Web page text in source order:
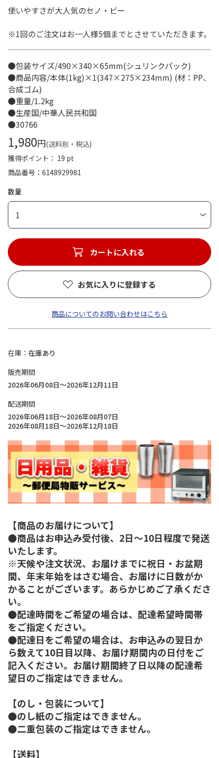
使いやすさが大人気のセノ・ビー
※1回のご注文はお一人様5個までとさせていただきます。
●包装サイズ/490×340×65mm(シュリンクパック)
●商品内容/本体(1kg)×1(347×275×234mm) (材：PP、
合成ゴム)
●重量/1.2kg
●生産国/中華人民共和国
●30766
1,980円(送料別・税込)
獲得ポイント： 19 pt
商品番号
6148929981
数量
1
カートに入れる
お気に入りに登録する
商品についてのお問い合わせはこちら
在庫
在庫あり
販売期間
2026年06月08日～2026年12月11日
配送期間
2026年06月18日～2026年08月07日
2026年08月18日～2026年12月18日
【商品のお届けについて】
●商品はお申込み受付後、2日～10日程度で発送
いたします。
※天候や注文状況、お届けまでに祝日・お盆期
間、年末年始をはさむ場合、お届けに日数がか
かることがございます。あらかじめご了承くださ
い。
●配達時間をご希望の場合は、配達希望時間帯
をご指定ください。
●配達日をご希望の場合は、お申込みの翌日か
ら数えて10日目以降、お届け期間内の日付をご
記入ください。お届け期間終了日以降の配達希
望日のご指定はできません。
【のし・包装について】
●のし紙のご指定はできません。
●二重包装のご指定はできません。
【送料】